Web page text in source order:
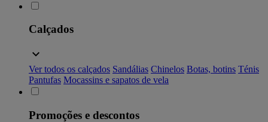
Calçados
Ver todos os calçados Sandálias Chinelos Botas, botins Ténis
Pantufas Mocassins e sapatos de vela
Promoções e descontos